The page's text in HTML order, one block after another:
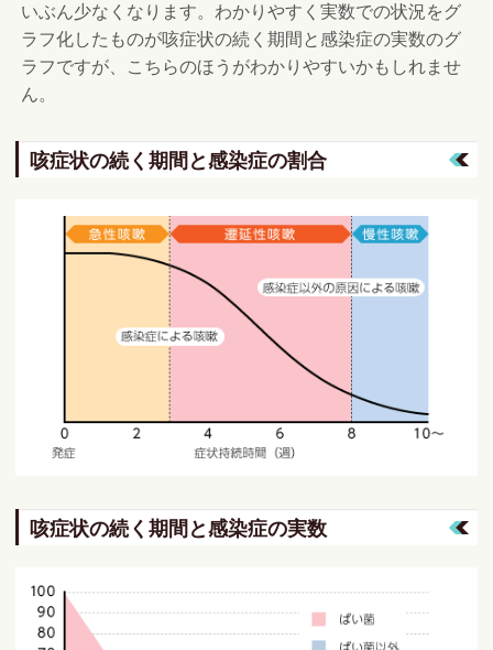
いぶん少なくなります。わかりやすく実数での状況をグ
ラフ化したものが咳症状の続く期間と感染症の実数のグ
ラフですが、こちらのほうがわかりやすいかもしれませ
ん。
咳症状の続く期間と感染症の割合
咳症状の続く期間と感染症の実数